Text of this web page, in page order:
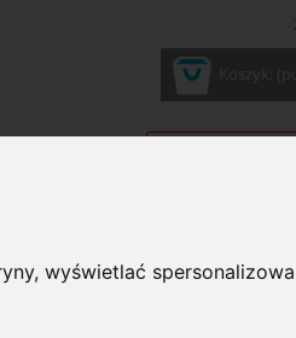
wyświetlać